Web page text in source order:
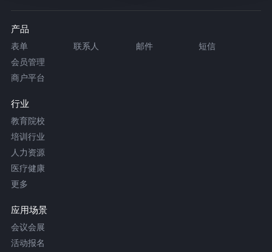
产品
表单 联系人 邮件
短信
会员管理
商户平台
行业
教育院校
培训行业
人力资源
医疗健康
更多
应用场景
会议会展
活动报名